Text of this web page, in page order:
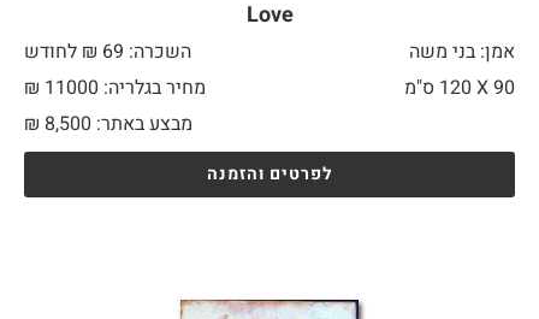
Love
אמן: בני משה
השכרה: 69 ₪ לחודש
90 X
מחיר בגלריה: 11000 ₪
מבצע באתר:
₪ 8,500
לפרטים והזמנה